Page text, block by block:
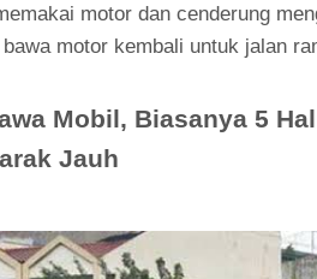
motor dan cenderung
motor kembali untuk jalan
Mobil, Biasanya 5
Jauh